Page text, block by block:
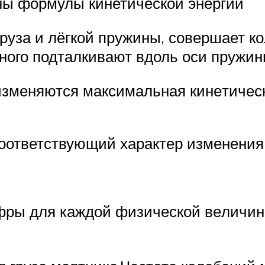
и лёгкой пру­жи­ны, со­вер­ша­ет
под­тал­ки­ва­ют вдоль оси
мак­си­маль­ная
ха­рак­тер
для каж­дой фи­зи­че­ской